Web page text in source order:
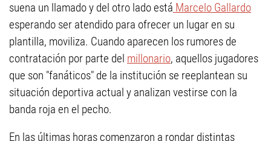
suena un llamado y del otro lado está Marcelo Gallardo
esperando ser atendido para ofrecer un lugar en su
plantilla, moviliza. Cuando aparecen los rumores de
contratación por parte del millonario, aquellos jugadores
que son "fanáticos" de la institución se reeplantean su
situación deportiva actual y analizan vestirse con la
banda roja en el pecho.
En las últimas horas comenzaron a rondar distintas